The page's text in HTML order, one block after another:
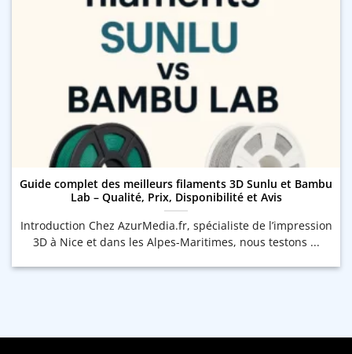
Guide complet des meilleurs filaments 3D Sunlu et Bambu
Lab – Qualité, Prix, Disponibilité et Avis
Introduction Chez AzurMedia.fr, spécialiste de l’impression
3D à Nice et dans les Alpes-Maritimes, nous testons ...